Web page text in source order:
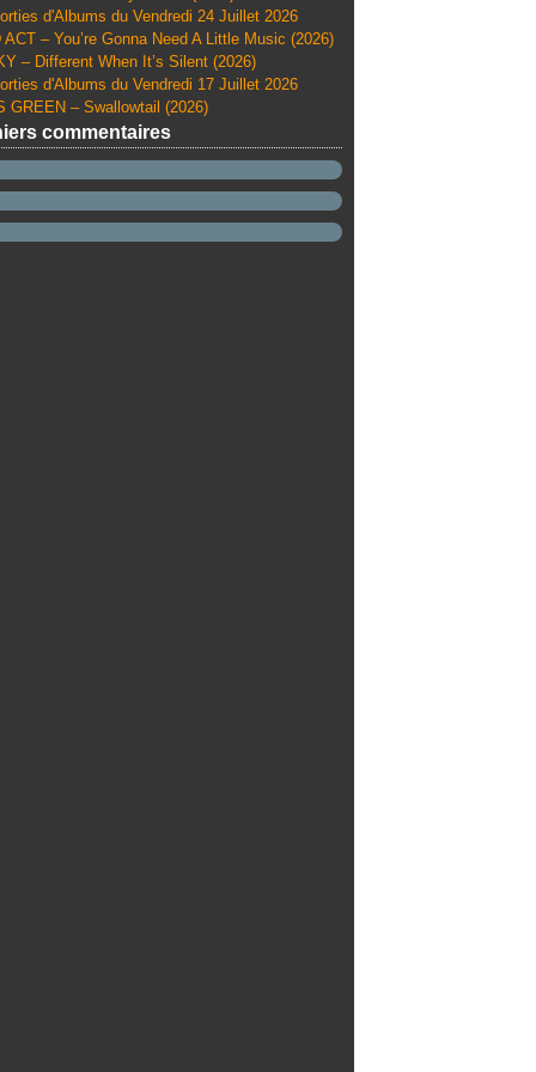
d'Albums du Vendredi 24 Juillet 2026
ACT – You’re Gonna Need A Little Music (2026)
– Different When It’s Silent (2026)
d'Albums du Vendredi 17 Juillet 2026
GREEN – Swallowtail (2026)
commentaires